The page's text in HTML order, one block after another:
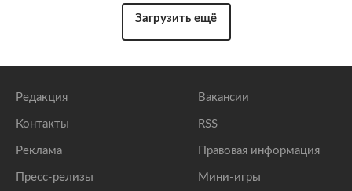
Загрузить ещё
Редакция
Контакты
Реклама
Пресс-релизы
Вакансии
RSS
Правовая информация
Мини-игры